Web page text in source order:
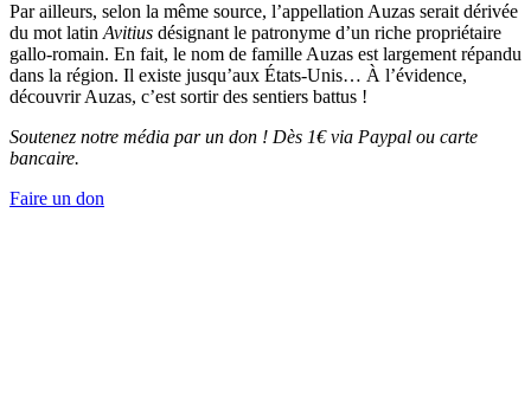
Par ailleurs, selon la même source, l’appellation Auzas serait dérivée
du mot latin Avitius désignant le patronyme d’un riche propriétaire
gallo-romain. En fait, le nom de famille Auzas est largement répandu
dans la région. Il existe jusqu’aux États-Unis… À l’évidence,
découvrir Auzas, c’est sortir des sentiers battus !
Soutenez notre média par un don ! Dès 1€ via Paypal ou carte
bancaire.
Faire un don